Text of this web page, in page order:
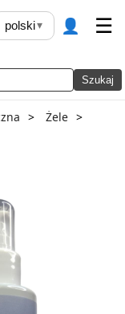
Szukaj
polski▾ 👤 ☰
Żele